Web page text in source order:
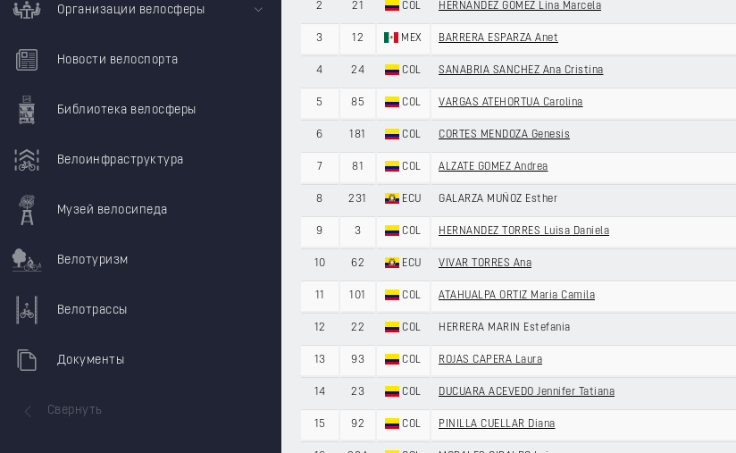
Организации велосферы
Новости велоспорта
Библиотека велосферы
Велоинфраструктура
Музей велосипеда
Велотуризм
Велотрассы
Документы
Свернуть
2 21 COL HERNANDEZ GOMEZ Lina Marcela
3 12 MEX BARRERA ESPARZA Anet
4 24 COL SANABRIA SANCHEZ Ana Cristina
5 85 COL VARGAS ATEHORTUA Carolina
6 181 COL CORTES MENDOZA Genesis
7 81 COL ALZATE GOMEZ Andrea
8 231 ECU GALARZA MUÑOZ Esther
9 3 COL HERNANDEZ TORRES Luisa Daniela
10 62 ECU VIVAR TORRES Ana
11 101 COL ATAHUALPA ORTIZ Maria Camila
12 22 COL HERRERA MARIN Estefania
13 93 COL ROJAS CAPERA Laura
14 23 COL DUCUARA ACEVEDO Jennifer Tatiana
15 92 COL PINILLA CUELLAR Diana